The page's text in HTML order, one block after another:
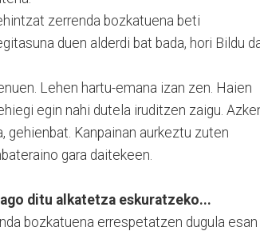
zerrenda bozkatuena beti
duen alderdi bat bada, hori Bildu
Lehen hartu-emana izan zen. Haien
egin nahi dutela iruditzen zaigu.
Kanpainan aurkeztu zuten
gara daitekeen.
ditu alkatetza eskuratzeko...
bozkatuena errespetatzen dugula esan